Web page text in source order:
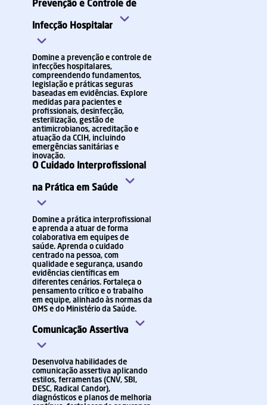
Prevenção e Controle de
Infecção Hospitalar
Domine a prevenção e controle de
infecções hospitalares,
compreendendo fundamentos,
legislação e práticas seguras
baseadas em evidências. Explore
medidas para pacientes e
profissionais, desinfecção,
esterilização, gestão de
antimicrobianos, acreditação e
atuação da CCIH, incluindo
emergências sanitárias e
inovação.
O Cuidado Interprofissional
na Prática em Saúde
Domine a prática interprofissional
e aprenda a atuar de forma
colaborativa em equipes de
saúde. Aprenda o cuidado
centrado na pessoa, com
qualidade e segurança, usando
evidências científicas em
diferentes cenários. Fortaleça o
pensamento crítico e o trabalho
em equipe, alinhado às normas da
OMS e do Ministério da Saúde.
Comunicação Assertiva
Desenvolva habilidades de
comunicação assertiva aplicando
estilos, ferramentas (CNV, SBI,
DESC, Radical Candor),
diagnósticos e planos de melhoria